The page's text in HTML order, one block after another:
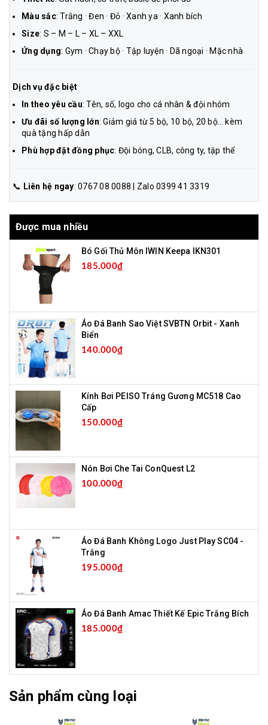
Màu sắc: Trắng · Đen · Đỏ · Xanh ya · Xanh bích
Size: S – M – L – XL – XXL
Ứng dụng: Gym · Chạy bộ · Tập luyện · Dã ngoại · Mặc nhà
Dịch vụ đặc biệt
In theo yêu cầu: Tên, số, logo cho cá nhân & đội nhóm
Ưu đãi số lượng lớn: Giảm giá từ 5 bộ, 10 bộ, 20 bộ… kèm
quà tặng hấp dẫn
Phù hợp đặt đồng phục: Đội bóng, CLB, công ty, tập thể
📞 Liên hệ ngay: 0767 08 0088 | Zalo 0399 41 3319
Được mua nhiều
Bó Gối Thủ Môn IWIN Keepa IKN301
185.000₫
Áo Đá Banh Sao Việt SVBTN Orbit - Xanh
Biển
140.000₫
Kính Bơi PEISO Tráng Gương MC518 Cao
Cấp
150.000₫
Nón Bơi Che Tai ConQuest L2
100.000₫
Áo Đá Banh Không Logo Just Play SC04 -
Trắng
195.000₫
Áo Đá Banh Amac Thiết Kế Epic Trắng Bích
185.000₫
Sản phẩm cùng loại